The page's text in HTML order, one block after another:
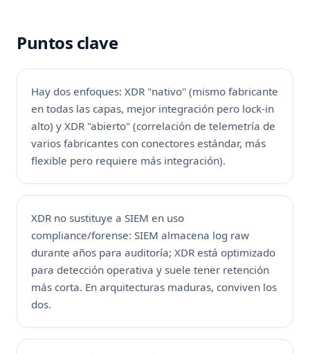
Puntos clave
Hay dos enfoques: XDR "nativo" (mismo fabricante
en todas las capas, mejor integración pero lock-in
alto) y XDR "abierto" (correlación de telemetría de
varios fabricantes con conectores estándar, más
flexible pero requiere más integración).
XDR no sustituye a SIEM en uso
compliance/forense: SIEM almacena log raw
durante años para auditoría; XDR está optimizado
para detección operativa y suele tener retención
más corta. En arquitecturas maduras, conviven los
dos.